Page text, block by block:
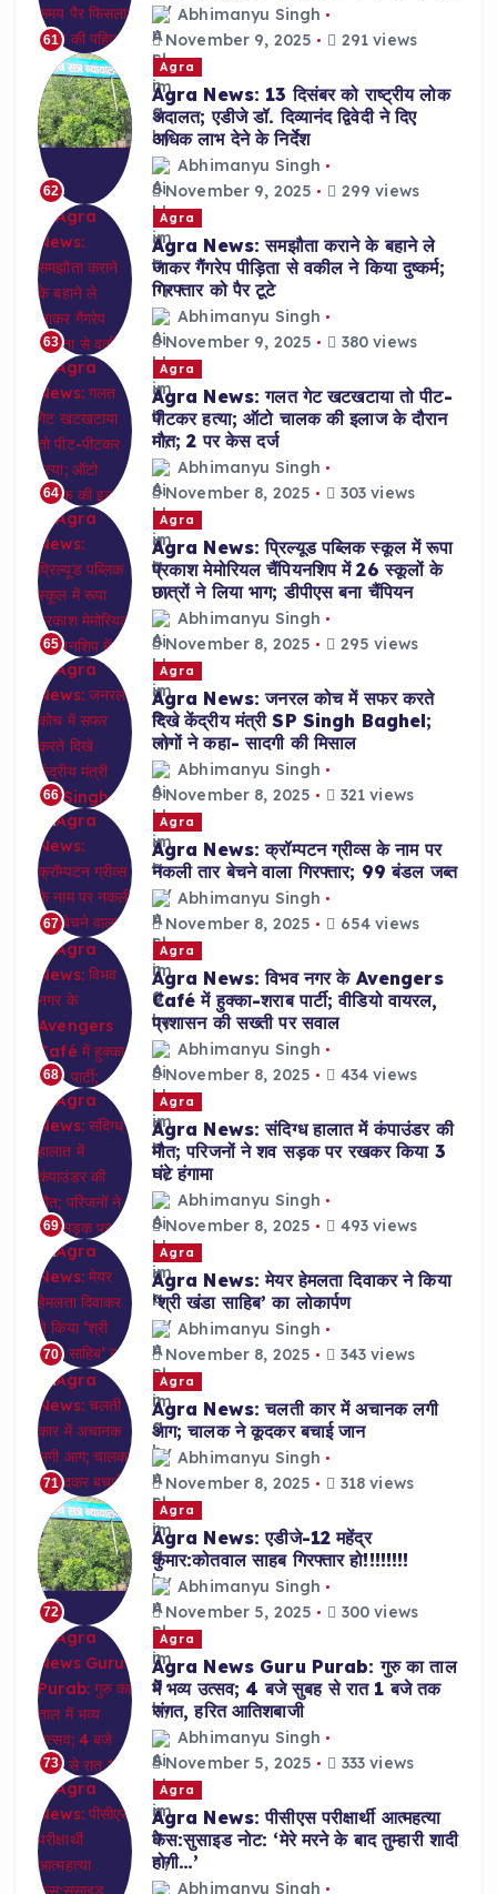
61
Abhimanyu Singh
November 9, 2025
291 views
62
Agra
Agra News: 13 दिसंबर को राष्ट्रीय लोक
अदालत; एडीजे डॉ. दिव्यानंद द्विवेदी ने दिए
अधिक लाभ देने के निर्देश
Abhimanyu Singh
November 9, 2025
299 views
63
Agra
Agra News: समझौता कराने के बहाने ले
जाकर गैंगरेप पीड़िता से वकील ने किया दुष्कर्म;
गिरफ्तार को पैर टूटे
Abhimanyu Singh
November 9, 2025
380 views
64
Agra
Agra News: गलत गेट खटखटाया तो पीट-
पीटकर हत्या; ऑटो चालक की इलाज के दौरान
मौत; 2 पर केस दर्ज
Abhimanyu Singh
November 8, 2025
303 views
65
Agra
Agra News: प्रिल्यूड पब्लिक स्कूल में रूपा
प्रकाश मेमोरियल चैंपियनशिप में 26 स्कूलों के
छात्रों ने लिया भाग; डीपीएस बना चैंपियन
Abhimanyu Singh
November 8, 2025
295 views
66
Agra
Agra News: जनरल कोच में सफर करते
दिखे केंद्रीय मंत्री SP Singh Baghel;
लोगों ने कहा- सादगी की मिसाल
Abhimanyu Singh
November 8, 2025
321 views
67
Agra
Agra News: क्रॉम्पटन ग्रीव्स के नाम पर
नकली तार बेचने वाला गिरफ्तार; 99 बंडल जब्त
Abhimanyu Singh
November 8, 2025
654 views
68
Agra
Agra News: विभव नगर के Avengers
Café में हुक्का-शराब पार्टी; वीडियो वायरल,
प्रशासन की सख्ती पर सवाल
Abhimanyu Singh
November 8, 2025
434 views
69
Agra
Agra News: संदिग्ध हालात में कंपाउंडर की
मौत; परिजनों ने शव सड़क पर रखकर किया 3
घंटे हंगामा
Abhimanyu Singh
November 8, 2025
493 views
70
Agra
Agra News: मेयर हेमलता दिवाकर ने किया
‘श्री खंडा साहिब’ का लोकार्पण
Abhimanyu Singh
November 8, 2025
343 views
71
Agra
Agra News: चलती कार में अचानक लगी
आग; चालक ने कूदकर बचाई जान
Abhimanyu Singh
November 8, 2025
318 views
72
Agra
Agra News: एडीजे-12 महेंद्र
कुमार:कोतवाल साहब गिरफ्तार हो!!!!!!!!
Abhimanyu Singh
November 5, 2025
300 views
73
Agra
Agra News Guru Purab: गुरु का ताल
में भव्य उत्सव; 4 बजे सुबह से रात 1 बजे तक
संगत, हरित आतिशबाजी
Abhimanyu Singh
November 5, 2025
333 views
Agra
Agra News: पीसीएस परीक्षार्थी आत्महत्या
केस:सुसाइड नोट: ‘मेरे मरने के बाद तुम्हारी शादी
होगी…’
Abhimanyu Singh